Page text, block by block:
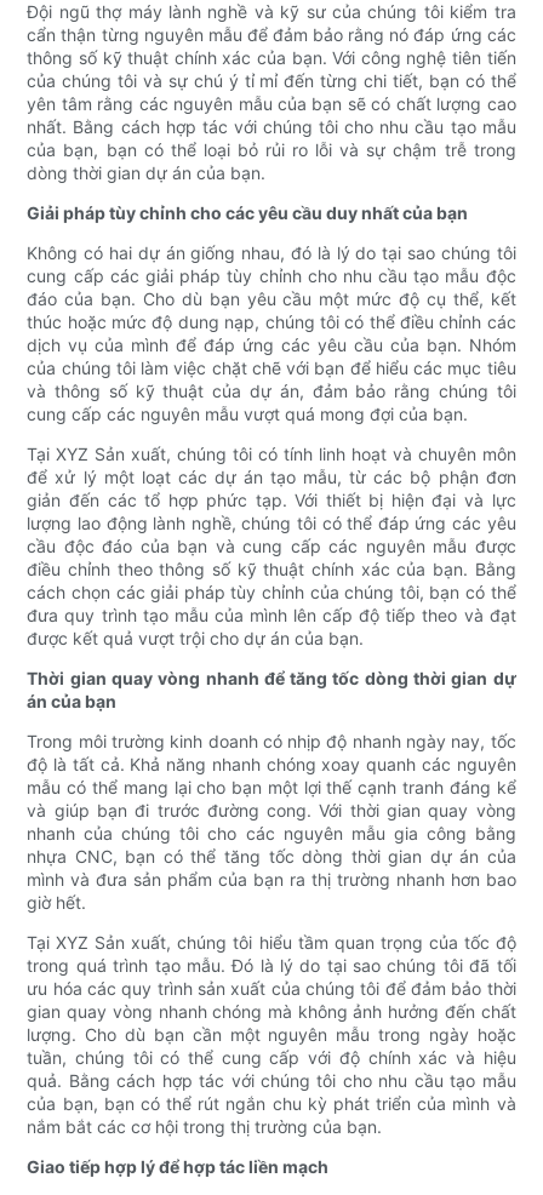
Đội ngũ thợ máy lành nghề và kỹ sư của chúng tôi kiểm tra
cẩn thận từng nguyên mẫu để đảm bảo rằng nó đáp ứng các
thông số kỹ thuật chính xác của bạn. Với công nghệ tiên tiến
của chúng tôi và sự chú ý tỉ mỉ đến từng chi tiết, bạn có thể
yên tâm rằng các nguyên mẫu của bạn sẽ có chất lượng cao
nhất. Bằng cách hợp tác với chúng tôi cho nhu cầu tạo mẫu
của bạn, bạn có thể loại bỏ rủi ro lỗi và sự chậm trễ trong
dòng thời gian dự án của bạn.
Giải pháp tùy chỉnh cho các yêu cầu duy nhất của bạn
Không có hai dự án giống nhau, đó là lý do tại sao chúng tôi
cung cấp các giải pháp tùy chỉnh cho nhu cầu tạo mẫu độc
đáo của bạn. Cho dù bạn yêu cầu một mức độ cụ thể, kết
thúc hoặc mức độ dung nạp, chúng tôi có thể điều chỉnh các
dịch vụ của mình để đáp ứng các yêu cầu của bạn. Nhóm
của chúng tôi làm việc chặt chẽ với bạn để hiểu các mục tiêu
và thông số kỹ thuật của dự án, đảm bảo rằng chúng tôi
cung cấp các nguyên mẫu vượt quá mong đợi của bạn.
Tại XYZ Sản xuất, chúng tôi có tính linh hoạt và chuyên môn
để xử lý một loạt các dự án tạo mẫu, từ các bộ phận đơn
giản đến các tổ hợp phức tạp. Với thiết bị hiện đại và lực
lượng lao động lành nghề, chúng tôi có thể đáp ứng các yêu
cầu độc đáo của bạn và cung cấp các nguyên mẫu được
điều chỉnh theo thông số kỹ thuật chính xác của bạn. Bằng
cách chọn các giải pháp tùy chỉnh của chúng tôi, bạn có thể
đưa quy trình tạo mẫu của mình lên cấp độ tiếp theo và đạt
được kết quả vượt trội cho dự án của bạn.
Thời gian quay vòng nhanh để tăng tốc dòng thời gian dự
án của bạn
Trong môi trường kinh doanh có nhịp độ nhanh ngày nay, tốc
độ là tất cả. Khả năng nhanh chóng xoay quanh các nguyên
mẫu có thể mang lại cho bạn một lợi thế cạnh tranh đáng kể
và giúp bạn đi trước đường cong. Với thời gian quay vòng
nhanh của chúng tôi cho các nguyên mẫu gia công bằng
nhựa CNC, bạn có thể tăng tốc dòng thời gian dự án của
mình và đưa sản phẩm của bạn ra thị trường nhanh hơn bao
giờ hết.
Tại XYZ Sản xuất, chúng tôi hiểu tầm quan trọng của tốc độ
trong quá trình tạo mẫu. Đó là lý do tại sao chúng tôi đã tối
ưu hóa các quy trình sản xuất của chúng tôi để đảm bảo thời
gian quay vòng nhanh chóng mà không ảnh hưởng đến chất
lượng. Cho dù bạn cần một nguyên mẫu trong ngày hoặc
tuần, chúng tôi có thể cung cấp với độ chính xác và hiệu
quả. Bằng cách hợp tác với chúng tôi cho nhu cầu tạo mẫu
của bạn, bạn có thể rút ngắn chu kỳ phát triển của mình và
nắm bắt các cơ hội trong thị trường của bạn.
Giao tiếp hợp lý để hợp tác liền mạch